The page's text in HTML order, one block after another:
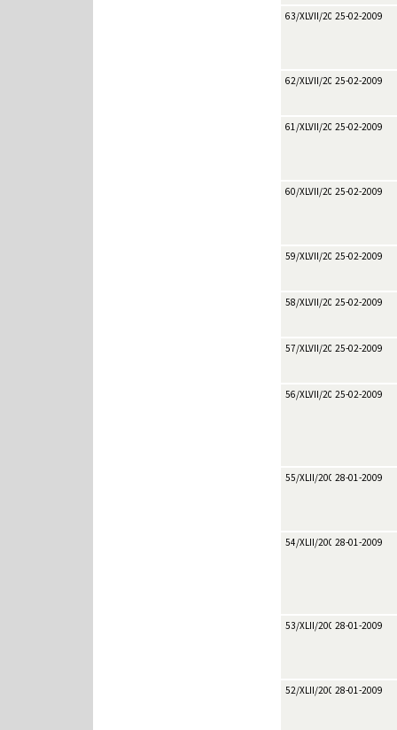
63/XLVII/200925-02-2009
62/XLVII/200925-02-2009
61/XLVII/200925-02-2009
60/XLVII/200925-02-2009
59/XLVII/200925-02-2009
58/XLVII/200925-02-2009
57/XLVII/200925-02-2009
56/XLVII/200925-02-2009
55/XLII/200928-01-2009
54/XLII/200928-01-2009
53/XLII/200928-01-2009
52/XLII/200928-01-2009